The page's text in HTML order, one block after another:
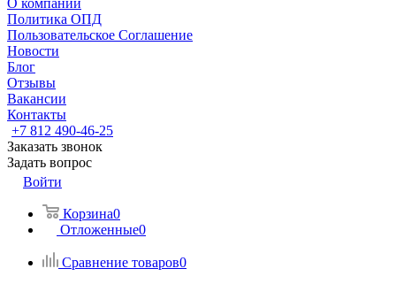
О компании
Политика ОПД
Пользовательское Соглашение
Новости
Блог
Отзывы
Вакансии
Контакты
+7 812 490-46-25
Заказать звонок
Задать вопрос
Войти
Корзина0
Отложенные0
Сравнение товаров0